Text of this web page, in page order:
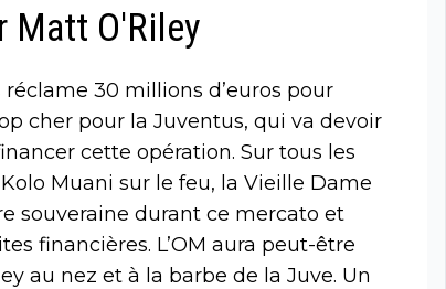
Matt O'Riley
30 millions d’euros pour
cher pour la Juventus, qui va devoir
cette opération. Sur tous les
Muani sur le feu, la Vieille Dame
souveraine durant ce mercato et
financières. L’OM aura peut-être
au nez et à la barbe de la Juve. Un